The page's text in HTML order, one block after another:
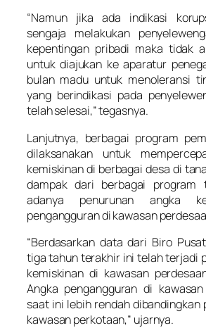
“Namun jika ada indikasi
sengaja melakukan
kepentingan pribadi maka tidak
untuk diajukan ke aparatur
bulan madu untuk menoleransi
yang berindikasi pada
telah selesai,” tegasnya.
Lanjutnya, berbagai program
dilaksanakan untuk
kemiskinan di berbagai desa di
dampak dari berbagai program
adanya penurunan angka
pengangguran di kawasan
“Berdasarkan data dari Biro
tiga tahun terakhir ini telah terjadi
kemiskinan di kawasan
Angka pengangguran di
saat ini lebih rendah dibandingkan
kawasan perkotaan,” ujarnya.